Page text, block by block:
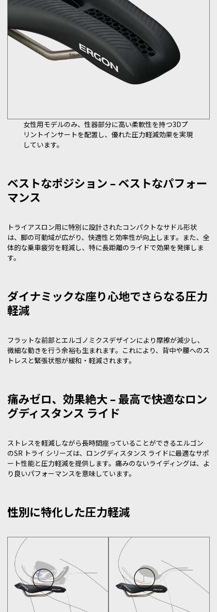
女性用モデルのみ、性器部分に高い柔軟性を持つ3Dプ
リントインサートを配置し、優れた圧力軽減効果を実現
しています。
ベストなポジション – ベストなパフォー
マンス
トライアスロン用に特別に設計されたコンパクトなサドル形状
は、脚の可動域が広がり、快適性と効率性が向上します。また、全
体的な乗車疲労を軽減し、特に長距離のライドで効果を発揮しま
す。
ダイナミックな座り心地でさらなる圧力
軽減
フラットな前部とエルゴノミクスデザインにより摩擦が減少し、
微細な動きを行う余裕も生まれます。これにより、背中や腰へのス
トレスと緊張状態が緩和・軽減されます。
痛みゼロ、効果絶大 – 最高で快適なロン
グディスタンス ライド
ストレスを軽減しながら長時間座っていることができるエルゴン
のSR トライ シリーズは、ロングディスタンス ライドに最適なサポ
ート性能と圧力軽減を提供します。痛みのないライディングは、よ
り良いパフォーマンスを意味しています。
性別に特化した圧力軽減